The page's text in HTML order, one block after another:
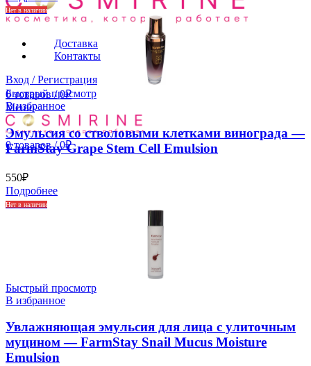
Доставка
Контакты
Вход / Регистрация
0товаров / 0₽
Меню
0товаров / 0₽
Нет в наличии
Быстрый просмотр
В избранное
Эмульсия со стволовыми клетками винограда —
FarmStay Grape Stem Cell Emulsion
550₽
Подробнее
Нет в наличии
Быстрый просмотр
В избранное
Увлажняющая эмульсия для лица с улиточным
муцином — FarmStay Snail Mucus Moisture
Emulsion